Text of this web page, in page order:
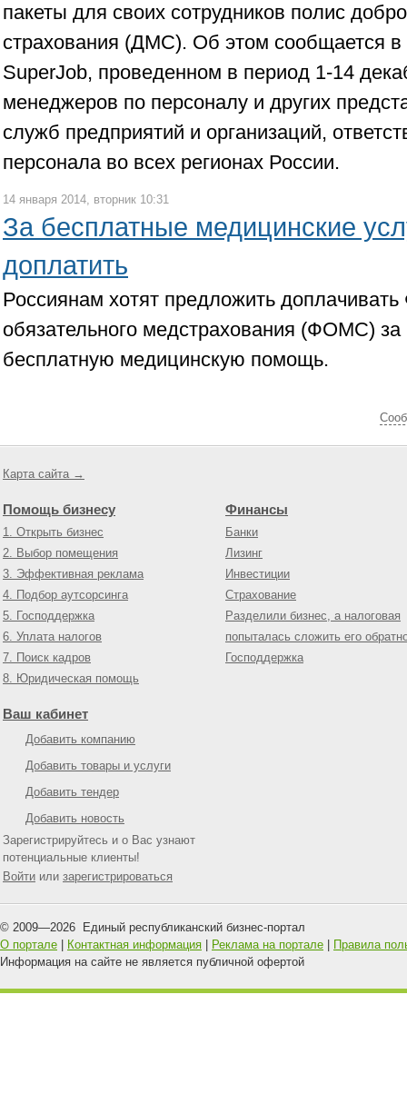
пакеты для своих сотрудников полис
страхования (ДМС). Об этом сообщается в
SuperJob, проведенном в период 1-14
менеджеров по персоналу и других
служб предприятий и организаций,
персонала во всех регионах России.
14 января 2014, вторник 10:31
За бесплатные медицинские
доплатить
Россиянам хотят предложить
обязательного медстрахования (ФОМС) за
бесплатную медицинскую помощь.
Карта сайта →
Помощь бизнесу
1. Открыть бизнес
2. Выбор помещения
3. Эффективная реклама
4. Подбор аутсорсинга
5. Господдержка
6. Уплата налогов
7. Поиск кадров
8. Юридическая помощь
Финансы
Банки
Лизинг
Инвестиции
Страхование
Разделили бизнес, а налоговая
попыталась сложить его
Господдержка
Ваш кабинет
Добавить компанию
Добавить товары и услуги
Добавить тендер
Добавить новость
Зарегистрируйтесь и о Вас узнают
потенциальные клиенты!
Войти или зарегистрироваться
© 2009—2026 Единый республиканский бизнес-портал
О портале
Контактная информация Реклама на портале
Правила
Информация на сайте не является публичной офертой